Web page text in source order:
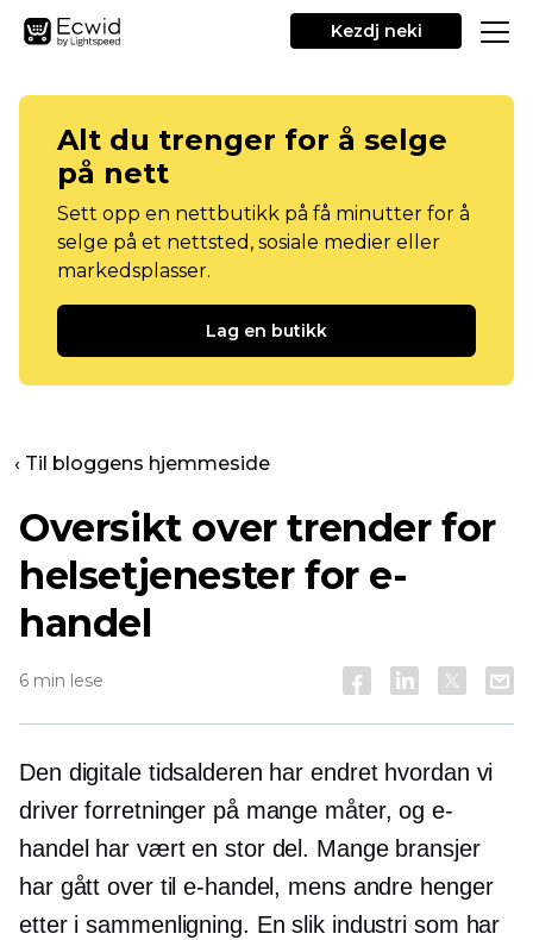
Kezdj neki
Alt du trenger for å selge
på nett
Sett opp en nettbutikk på få minutter for å
selge på et nettsted, sosiale medier eller
markedsplasser.
Lag en butikk
‹ Til bloggens hjemmeside
Oversikt over trender for
helsetjenester for e-
handel
6 min lese
Den digitale tidsalderen har endret hvordan vi
driver forretninger på mange måter, og e-
handel har vært en stor del. Mange bransjer
har gått over til e-handel, mens andre henger
etter i sammenligning. En slik industri som har